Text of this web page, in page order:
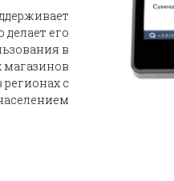
делает его
в
магазинов
регионах с